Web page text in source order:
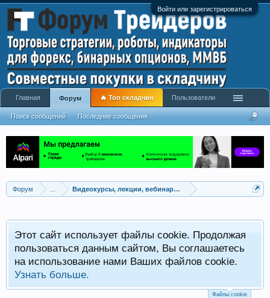
Войти или зарегистрироваться
Форум Видеокурсы, лекции, вебинары, учебный материал
Этот сайт использует файлы cookie. Продолжая
пользоваться данным сайтом, Вы соглашаетесь
на использование нами Ваших файлов cookie.
Узнать больше.
Файлы cookie
Главная Форум
Поиск сообщений Последние сообщения
🔥 Топ складчин Пользователи